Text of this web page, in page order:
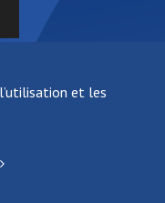
et les